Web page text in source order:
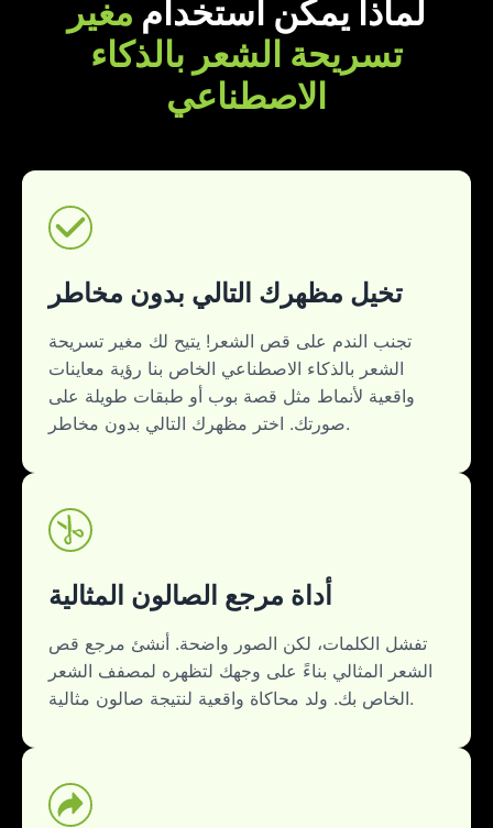
لماذا يمكن استخدام مغير
تسريحة الشعر بالذكاء
الاصطناعي
تخيل مظهرك التالي بدون مخاطر
تجنب الندم على قص الشعر! يتيح لك مغير تسريحة
الشعر بالذكاء الاصطناعي الخاص بنا رؤية معاينات
واقعية لأنماط مثل قصة بوب أو طبقات طويلة على
صورتك. اختر مظهرك التالي بدون مخاطر.
أداة مرجع الصالون المثالية
تفشل الكلمات، لكن الصور واضحة. أنشئ مرجع قص
الشعر المثالي بناءً على وجهك لتظهره لمصفف الشعر
الخاص بك. ولد محاكاة واقعية لنتيجة صالون مثالية.